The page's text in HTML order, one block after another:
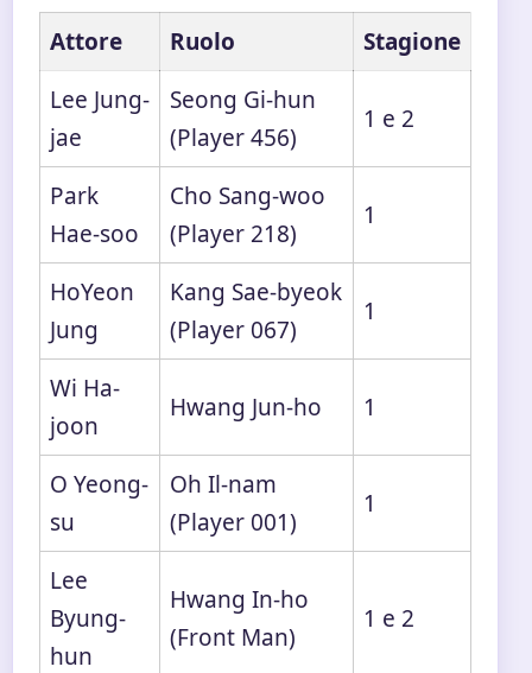
Attore Ruolo
Stagione
Lee Jung-
jae
Seong Gi-hun
(Player 456)
1 e 2
Park
Hae-soo
Cho Sang-woo
(Player 218)
1
HoYeon
Jung
Kang Sae-byeok
(Player 067)
1
Wi Ha-
joon
Hwang Jun-ho 1
O Yeong-
su
Oh Il-nam
(Player 001)
1
Lee
Byung-
hun
Hwang In-ho
(Front Man)
1 e 2